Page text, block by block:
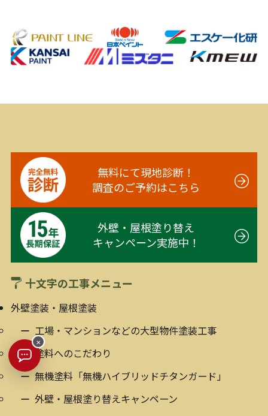
無料にて現地診断！
調査のご予約はこちら
外壁・屋根塗り替え
キャンペーン実施中！
十文字の工事メニュー
外壁塗装・屋根塗装
工場・マンションなどの大型物件塗装工事
塗料へのこだわり
無機塗料「無機ハイブリッドチタンガード」
外壁・屋根塗り替えキャンペーン
×